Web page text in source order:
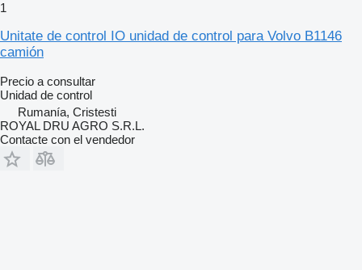
1
Unitate de control IO unidad de control para Volvo B1146
camión
Precio a consultar
Unidad de control
Rumanía, Cristesti
ROYAL DRU AGRO S.R.L.
Contacte con el vendedor